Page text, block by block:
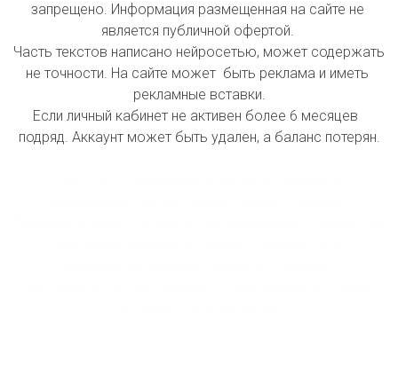
запрещено. Информация размещенная на сайте не
является публичной офертой.
Часть текстов написано нейросетью, может содержать
не точности. На сайте может  быть реклама и иметь
рекламные вставки.
Если личный кабинет не активен более 6 месяцев
подряд. Аккаунт может быть удален, а баланс потерян.